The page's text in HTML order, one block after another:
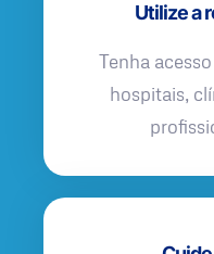
Utilize a
Tenha
hospitais,